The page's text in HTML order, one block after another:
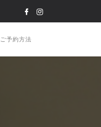
ご予約方法